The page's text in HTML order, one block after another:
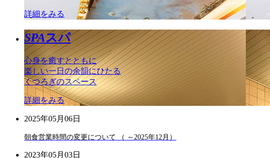
詳細をみる
SPAスパ
心身を癒すとともに
楽しい一日の余韻にひたる
くつろぎのスペース
詳細をみる
2025年05月06日
朝食営業時間の変更について （ ～2025年12月）
2023年05月03日